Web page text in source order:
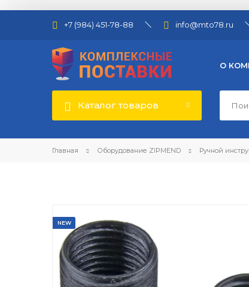
+7 (984) 451-78-88 info@mto78.ru
О
Каталог товаров
Главная Оборудование ZIPMEND Ручной
NEW